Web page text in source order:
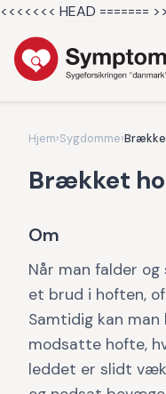
<<<<<<< HEAD =======
Hjem›Sygdomme›
Brækket
Om
Når man falder
et brud i hoften,
Samtidig kan
modsatte hofte,
leddet er slidt